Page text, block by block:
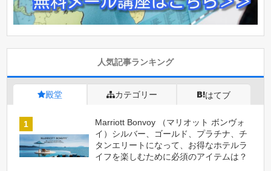
人気記事ランキング
殿堂 カテゴリー はてブ
Marriott Bonvoy （マリオット ボンヴォ
イ）シルバー、ゴールド、プラチナ、チ
タンエリートになって、お得なホテルラ
イフを楽しむために必須のアイテムは？